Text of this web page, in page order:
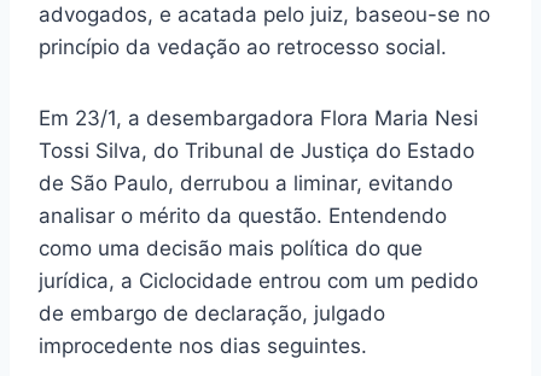
advogados, e acatada pelo juiz, baseou-se no
princípio da vedação ao retrocesso social.
Em 23/1, a desembargadora Flora Maria Nesi
Tossi Silva, do Tribunal de Justiça do Estado
de São Paulo, derrubou a liminar, evitando
analisar o mérito da questão. Entendendo
como uma decisão mais política do que
jurídica, a Ciclocidade entrou com um pedido
de embargo de declaração, julgado
improcedente nos dias seguintes.